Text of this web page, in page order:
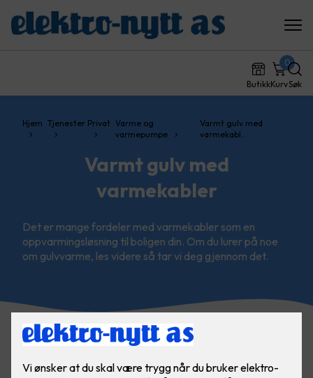
ButikkKurv
0
Søk
Hjem Tjenester Privat Varme og
varmepumpe
Varmt gulv med
varmekabl…
Varmt gulv med
varmekabler
Det er mange fordeler med varmekabler som en
oppvarmingsløsning til boligen din. Om du lurer på noe
om gulvvarme, les videre så tar vi deg gjennom det.